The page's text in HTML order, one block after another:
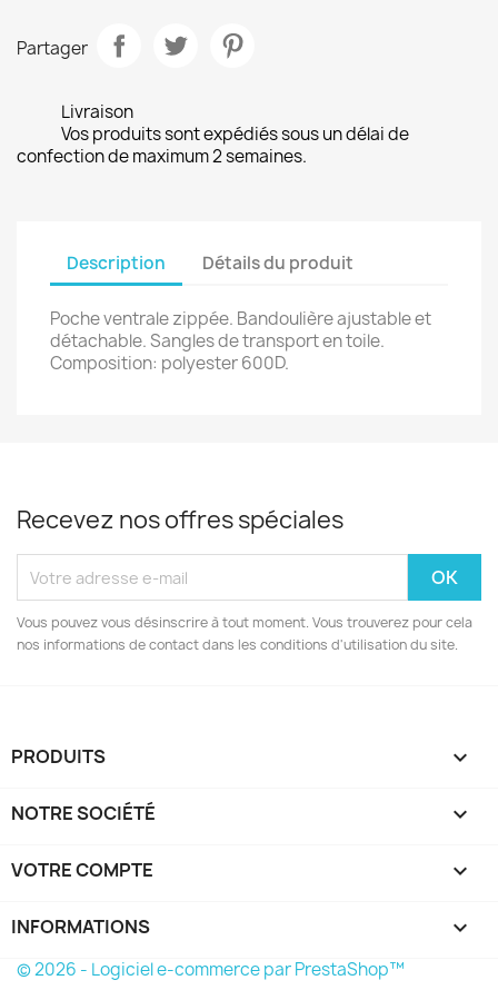
Partager
Livraison
Vos produits sont expédiés sous un délai de
confection de maximum 2 semaines.
Description Détails du produit
Poche ventrale zippée. Bandoulière ajustable et
détachable. Sangles de transport en toile.
Composition: polyester 600D.
Recevez nos offres spéciales
Vous pouvez vous désinscrire à tout moment. Vous trouverez pour cela
nos informations de contact dans les conditions d'utilisation du site.
PRODUITS 
NOTRE SOCIÉTÉ 
VOTRE COMPTE 
INFORMATIONS keyboard_arrow_down
© 2026 - Logiciel e-commerce par PrestaShop™